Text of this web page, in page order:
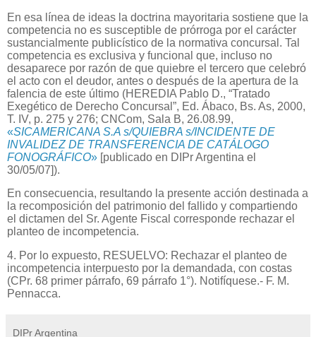
En esa línea de ideas la doctrina mayoritaria sostiene que la
competencia no es susceptible de prórroga por el carácter
sustancialmente publicístico de la normativa concursal. Tal
competencia es exclusiva y funcional que, incluso no
desaparece por razón de que quiebre el tercero que celebró
el acto con el deudor, antes o después de la apertura de la
falencia de este último (HEREDIA Pablo D., “Tratado
Exegético de Derecho Concursal”, Ed. Ábaco, Bs. As, 2000,
T. IV, p. 275 y 276; CNCom, Sala B, 26.08.99,
«SICAMERICANA S.A s/QUIEBRA s/INCIDENTE DE
INVALIDEZ DE TRANSFERENCIA DE CATÁLOGO
FONOGRÁFICO» [publicado en DIPr Argentina el
30/05/07]).
En consecuencia, resultando la presente acción destinada a
la recomposición del patrimonio del fallido y compartiendo
el dictamen del Sr. Agente Fiscal corresponde rechazar el
planteo de incompetencia.
4. Por lo expuesto, RESUELVO: Rechazar el planteo de
incompetencia interpuesto por la demandada, con costas
(CPr. 68 primer párrafo, 69 párrafo 1°). Notifíquese.- F. M.
Pennacca.
DIPr Argentina